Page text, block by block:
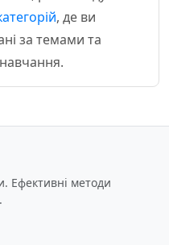
, де ви
за темами та
Ефективні методи